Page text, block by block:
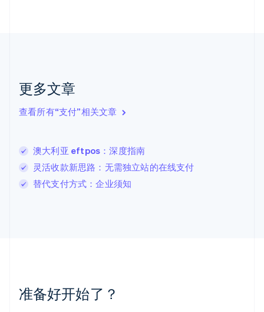
更多文章
查看所有“支付”相关文章
澳大利亚 eftpos：深度指南
灵活收款新思路：无需独立站的在线支付
替代支付方式：企业须知
准备好开始了？
English
English
卢森堡
罗马尼亚
English
挪威